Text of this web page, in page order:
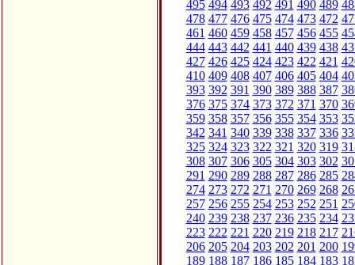
495 494 493 492 491 490 489
478 477 476 475 474 473 472
461 460 459 458 457 456 455
444 443 442 441 440 439 438
427 426 425 424 423 422 421
410 409 408 407 406 405 404
393 392 391 390 389 388 387
376 375 374 373 372 371 370
359 358 357 356 355 354 353
342 341 340 339 338 337 336
325 324 323 322 321 320 319
308 307 306 305 304 303 302
291 290 289 288 287 286 285
274 273 272 271 270 269 268
257 256 255 254 253 252 251
240 239 238 237 236 235 234
223 222 221 220 219 218 217
206 205 204 203 202 201 200
189 188 187 186 185 184 183